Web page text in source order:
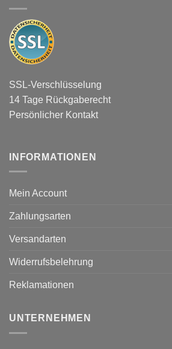
SSL-Verschlüsselung
14 Tage Rückgaberecht
Persönlicher Kontakt
INFORMATIONEN
Mein Account
Zahlungsarten
Versandarten
Widerrufsbelehrung
Reklamationen
UNTERNEHMEN